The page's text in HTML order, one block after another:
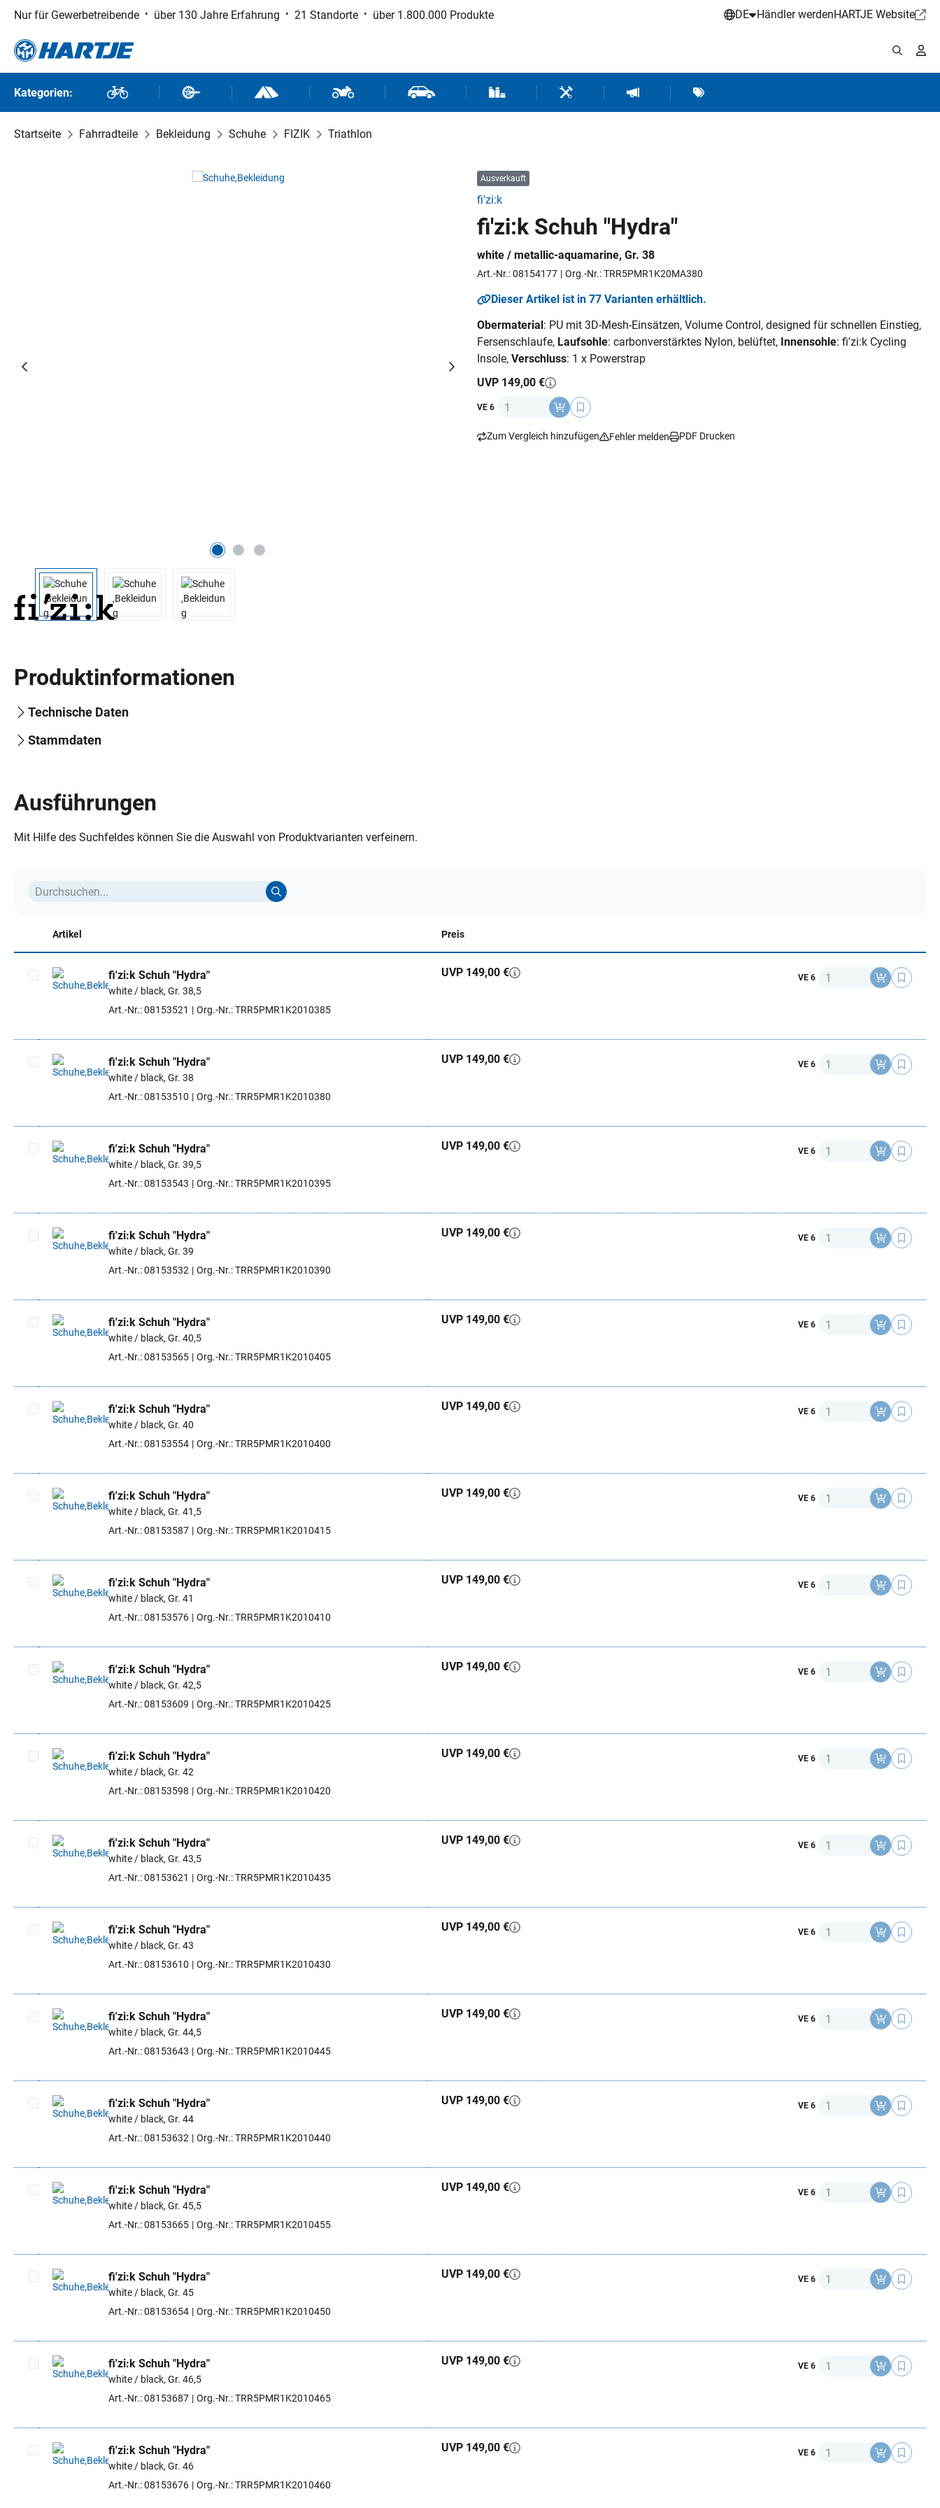
Hauptinhalt springen
Zur Suche springen
Zur Hauptnavigation springen
Nur für Gewerbetreibende über 130 Jahre Erfahrung 21 Standorte über 1.800.000 Produkte DE Händler werdenHARTJE Website
Kategorien: Fahrräder Fahrradteile Outdoor und SportMotorrad- und RollerteileFahrzeugteile und ZubehörVerbrauchsmaterial / Werkstattbedarf
Werkzeuge / Werkstattausrüstung
Hartje MarketingMarken
Startseite Fahrradteile Bekleidung Schuhe FIZIK Triathlon
Ausverkauft
fi'zi:k
fi'zi:k Schuh "Hydra"
white / metallic-aquamarine, Gr. 38
Art.-Nr.: 08154177 Org.-Nr.: TRR5PMR1K20MA380
Dieser Artikel ist in 77 Varianten erhältlich.
Obermaterial: PU mit 3D-Mesh-Einsätzen, Volume Control, designed für schnellen Einstieg,
Fersenschlaufe, Laufsohle: carbonverstärktes Nylon, belüftet, Innensohle: fi'zi:k Cycling
Insole, Verschluss: 1 x Powerstrap
UVP 149,00 €
VE 6 Anzahl
Zum Vergleich hinzufügen Fehler melden PDF Drucken
Produktinformationen
Technische Daten
Stammdaten
Ausführungen
Mit Hilfe des Suchfeldes können Sie die Auswahl von Produktvarianten verfeinern.
Artikel Preis
Artikel auswählen
fi'zi:k Schuh "Hydra"
white / black, Gr. 38,5
Art.-Nr.: 08153521
Org.-Nr.: TRR5PMR1K2010385
UVP 149,00 € VE 6 Anzahl
Artikel auswählen
fi'zi:k Schuh "Hydra"
white / black, Gr. 38
Art.-Nr.: 08153510
Org.-Nr.: TRR5PMR1K2010380
UVP 149,00 € VE 6 Anzahl
Artikel auswählen
fi'zi:k Schuh "Hydra"
white / black, Gr. 39,5
Art.-Nr.: 08153543
Org.-Nr.: TRR5PMR1K2010395
UVP 149,00 € VE 6 Anzahl
Artikel auswählen
fi'zi:k Schuh "Hydra"
white / black, Gr. 39
Art.-Nr.: 08153532
Org.-Nr.: TRR5PMR1K2010390
UVP 149,00 € VE 6 Anzahl
Artikel auswählen
fi'zi:k Schuh "Hydra"
white / black, Gr. 40,5
Art.-Nr.: 08153565
Org.-Nr.: TRR5PMR1K2010405
UVP 149,00 € VE 6 Anzahl
Artikel auswählen
fi'zi:k Schuh "Hydra"
white / black, Gr. 40
Art.-Nr.: 08153554
Org.-Nr.: TRR5PMR1K2010400
UVP 149,00 € VE 6 Anzahl
Artikel auswählen
fi'zi:k Schuh "Hydra"
white / black, Gr. 41,5
Art.-Nr.: 08153587
Org.-Nr.: TRR5PMR1K2010415
UVP 149,00 € VE 6 Anzahl
Artikel auswählen
fi'zi:k Schuh "Hydra"
white / black, Gr. 41
Art.-Nr.: 08153576
Org.-Nr.: TRR5PMR1K2010410
UVP 149,00 € VE 6 Anzahl
Artikel auswählen
fi'zi:k Schuh "Hydra"
white / black, Gr. 42,5
Art.-Nr.: 08153609
Org.-Nr.: TRR5PMR1K2010425
UVP 149,00 € VE 6 Anzahl
Artikel auswählen
fi'zi:k Schuh "Hydra"
white / black, Gr. 42
Art.-Nr.: 08153598
Org.-Nr.: TRR5PMR1K2010420
UVP 149,00 € VE 6 Anzahl
Artikel auswählen
fi'zi:k Schuh "Hydra"
white / black, Gr. 43,5
Art.-Nr.: 08153621
Org.-Nr.: TRR5PMR1K2010435
UVP 149,00 € VE 6 Anzahl
Artikel auswählen
fi'zi:k Schuh "Hydra"
white / black, Gr. 43
Art.-Nr.: 08153610
Org.-Nr.: TRR5PMR1K2010430
UVP 149,00 € VE 6 Anzahl
Artikel auswählen
fi'zi:k Schuh "Hydra"
white / black, Gr. 44,5
Art.-Nr.: 08153643
Org.-Nr.: TRR5PMR1K2010445
UVP 149,00 € VE 6 Anzahl
Artikel auswählen
fi'zi:k Schuh "Hydra"
white / black, Gr. 44
Art.-Nr.: 08153632
Org.-Nr.: TRR5PMR1K2010440
UVP 149,00 € VE 6 Anzahl
Artikel auswählen
fi'zi:k Schuh "Hydra"
white / black, Gr. 45,5
Art.-Nr.: 08153665
Org.-Nr.: TRR5PMR1K2010455
UVP 149,00 € VE 6 Anzahl
Artikel auswählen
fi'zi:k Schuh "Hydra"
white / black, Gr. 45
Art.-Nr.: 08153654
Org.-Nr.: TRR5PMR1K2010450
UVP 149,00 € VE 6 Anzahl
Artikel auswählen
fi'zi:k Schuh "Hydra"
white / black, Gr. 46,5
Art.-Nr.: 08153687
Org.-Nr.: TRR5PMR1K2010465
UVP 149,00 € VE 6 Anzahl
Artikel auswählen
fi'zi:k Schuh "Hydra"
white / black, Gr. 46
Art.-Nr.: 08153676
Org.-Nr.: TRR5PMR1K2010460
UVP 149,00 € VE 6 Anzahl